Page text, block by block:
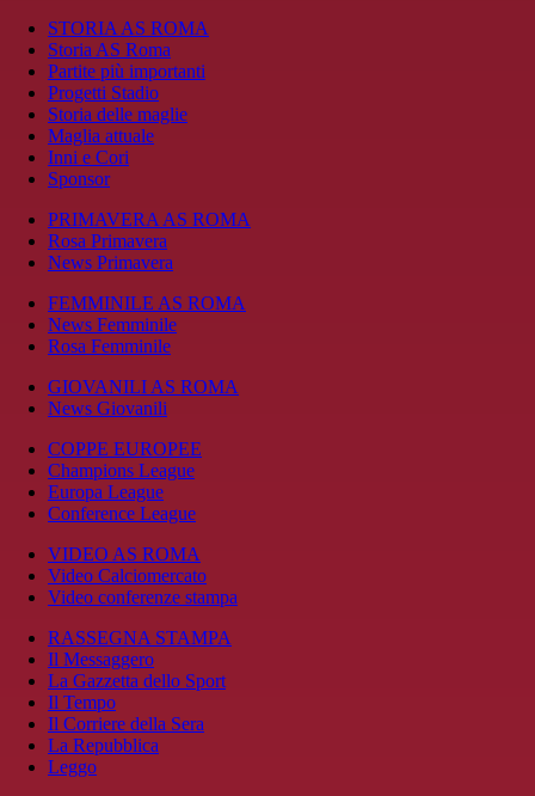
STORIA AS ROMA
Storia AS Roma
Partite più importanti
Progetti Stadio
Storia delle maglie
Maglia attuale
Inni e Cori
Sponsor
PRIMAVERA AS ROMA
Rosa Primavera
News Primavera
FEMMINILE AS ROMA
News Femminile
Rosa Femminile
GIOVANILI AS ROMA
News Giovanili
COPPE EUROPEE
Champions League
Europa League
Conference League
VIDEO AS ROMA
Video Calciomercato
Video conferenze stampa
RASSEGNA STAMPA
Il Messaggero
La Gazzetta dello Sport
Il Tempo
Il Corriere della Sera
La Repubblica
Leggo